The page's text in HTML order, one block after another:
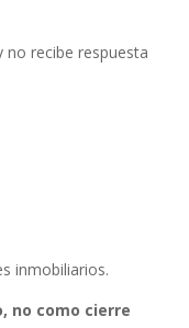
no recibe respuesta
inmobiliarios.
no como cierre